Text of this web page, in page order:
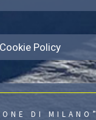
Cookie Policy
DI MILANO”